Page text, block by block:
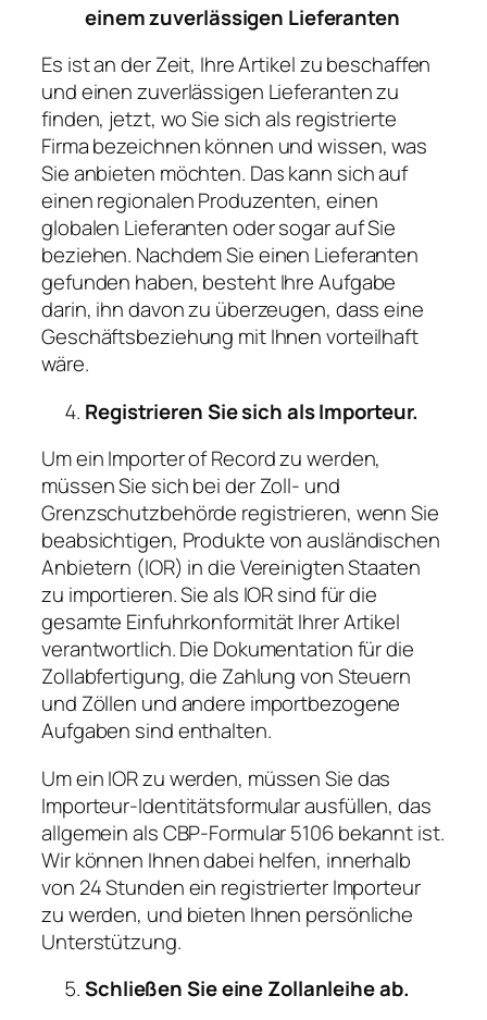
einem zuverlässigen Lieferanten
Es ist an der Zeit, Ihre Artikel zu beschaffen
und einen zuverlässigen Lieferanten zu
finden, jetzt, wo Sie sich als registrierte
Firma bezeichnen können und wissen, was
Sie anbieten möchten. Das kann sich auf
einen regionalen Produzenten, einen
globalen Lieferanten oder sogar auf Sie
beziehen. Nachdem Sie einen Lieferanten
gefunden haben, besteht Ihre Aufgabe
darin, ihn davon zu überzeugen, dass eine
Geschäftsbeziehung mit Ihnen vorteilhaft
wäre.
Registrieren Sie sich als Importeur.
Um ein Importer of Record zu werden,
müssen Sie sich bei der Zoll- und
Grenzschutzbehörde registrieren, wenn Sie
beabsichtigen, Produkte von ausländischen
Anbietern (IOR) in die Vereinigten Staaten
zu importieren. Sie als IOR sind für die
gesamte Einfuhrkonformität Ihrer Artikel
verantwortlich. Die Dokumentation für die
Zollabfertigung, die Zahlung von Steuern
und Zöllen und andere importbezogene
Aufgaben sind enthalten.
Um ein IOR zu werden, müssen Sie das
Importeur-Identitätsformular ausfüllen, das
allgemein als CBP-Formular 5106 bekannt ist.
Wir können Ihnen dabei helfen, innerhalb
von 24 Stunden ein registrierter Importeur
zu werden, und bieten Ihnen persönliche
Unterstützung.
Schließen Sie eine Zollanleihe ab.